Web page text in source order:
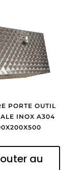
PORTE OUTIL
INOX A304
au